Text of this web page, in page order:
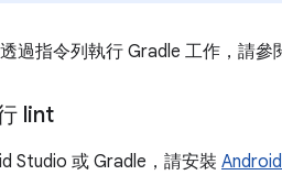
過指令列執行 Gradle 工作，請參
lint
Studio 或 Gradle，請安裝